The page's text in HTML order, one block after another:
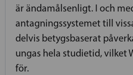
är ändamålsenligt. I och
antagningssystemet till
delvis betygsbaserat
ungas hela studietid, vilket
för.